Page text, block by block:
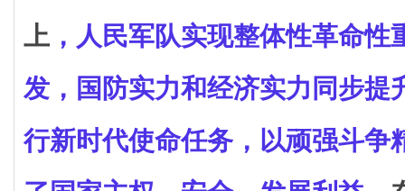
上 ， 人民军队实现整体性革命性
发，国防实力和经济实力同步提
行新时代使命任务，以顽强斗争